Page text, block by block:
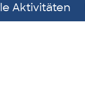
Aktivitäten